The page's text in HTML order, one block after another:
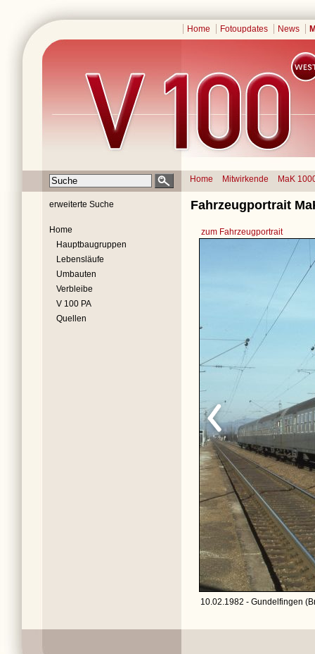
Home Fotoupdates News
Home Mitwirkende MaK
erweiterte Suche
Home
Hauptbaugruppen
Lebensläufe
Umbauten
Verbleibe
V 100 PA
Quellen
Fahrzeugportrait
zum Fahrzeugportrait
10.02.1982 - Gundelfingen